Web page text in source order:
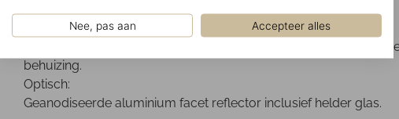
Nee, pas aan Accepteer alles
Ontwerp:
Gepoedercoat aluminium die-cast behuizing. Het optische
behuizing.
Optisch:
Geanodiseerde aluminium facet reflector inclusief helder glas.